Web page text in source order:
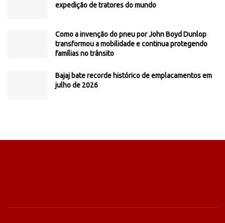
expedição de tratores do mundo
Como a invenção do pneu por John Boyd Dunlop
transformou a mobilidade e continua protegendo
famílias no trânsito
Bajaj bate recorde histórico de emplacamentos em
julho de 2026